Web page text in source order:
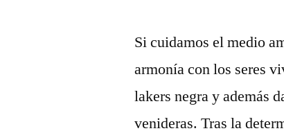
Si cuidamos el medio
armonía con los seres
lakers negra y además
venideras. Tras la